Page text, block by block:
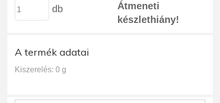
db
Átmeneti
készlethiány!
A termék adatai
Kiszerelés: 0 g